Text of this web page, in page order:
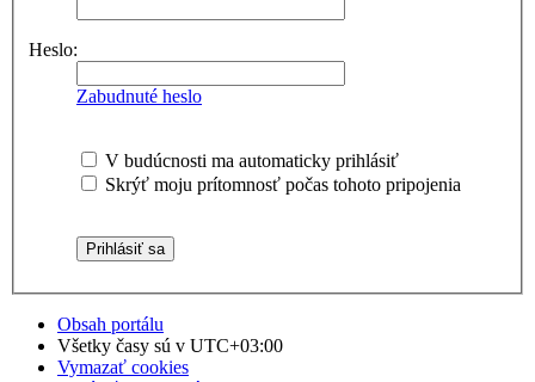
Heslo:
Zabudnuté heslo
V budúcnosti ma automaticky prihlásiť
Skrýť moju prítomnosť počas tohoto pripojenia
Obsah portálu
Všetky časy sú v UTC+03:00
Vymazať cookies